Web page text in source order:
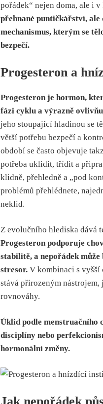
pořádek“ nejen doma, ale i v
přehnané puntičkářství,
mechanismus, kterým se
bezpečí.
Progesteron a
Progesteron je hormon,
fázi cyklu a výrazně
jeho stoupající hladinou se
větší potřebu bezpečí a
období se často objevuje
potřeba uklidit, třídit a
klidně, přehledně a „pod
problémů přehlédnete,
neklid.
Z evolučního hlediska dává
Progesteron podporuje
stabilitě, a nepořádek
stresor. V kombinaci s
stává přirozeným
rovnováhy.
Úklid podle menstruačního
disciplíny nebo
hormonální změny.